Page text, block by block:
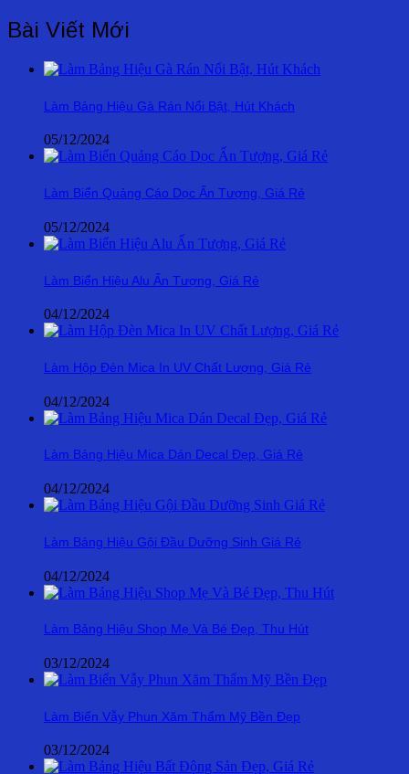
Bài Viết Mới
Làm Bảng Hiệu Gà Rán Nổi Bật, Hút Khách
05/12/2024
Làm Biển Quảng Cáo Dọc Ấn Tượng, Giá Rẻ
05/12/2024
Làm Biển Hiệu Alu Ấn Tượng, Giá Rẻ
04/12/2024
Làm Hộp Đèn Mica In UV Chất Lượng, Giá Rẻ
04/12/2024
Làm Bảng Hiệu Mica Dán Decal Đẹp, Giá Rẻ
04/12/2024
Làm Bảng Hiệu Gội Đầu Dưỡng Sinh Giá Rẻ
04/12/2024
Làm Bảng Hiệu Shop Mẹ Và Bé Đẹp, Thu Hút
03/12/2024
Làm Biển Vẫy Phun Xăm Thẩm Mỹ Bền Đẹp
03/12/2024